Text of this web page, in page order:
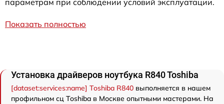
параметрам при соблюдении условий эксплуатации.
Показать полностью
Установка драйверов ноутбука R840 Toshiba
[dataset:services:name] Toshiba R840 выполняется в нашем
профильном сц Toshiba в Москве опытными мастерами. На